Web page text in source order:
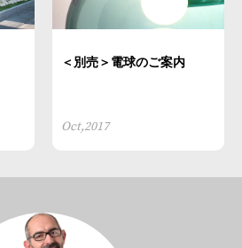
＜別売＞電球のご案内
Oct,2017